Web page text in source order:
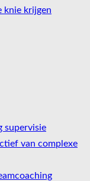
knie krijgen
supervisie
van complexe